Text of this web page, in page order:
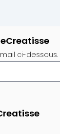
ci-dessous.